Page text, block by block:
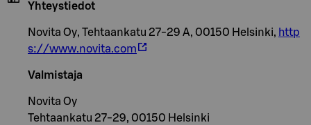
Yhteystiedot
Novita Oy, Tehtaankatu 27-29 A, 00150 Helsinki, http
s://www.novita.com
Valmistaja
Novita Oy
Tehtaankatu 27-29, 00150 Helsinki